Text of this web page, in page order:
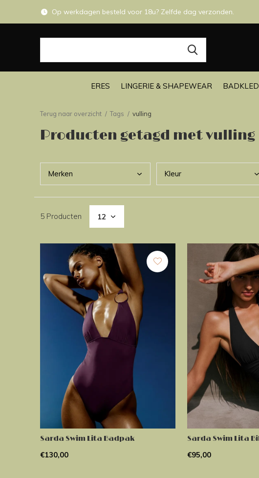
ERES LINGERIE & SHAPEWEAR
Op werkdagen besteld voor 18u? Zelfde dag verzonden.
Terug naar overzicht Tags vulling
Producten getagd met vulling
Merken Kleur
5 Producten
Sarda Swim Lita Badpak
€130,00
Sarda Swim Lita
€95,00